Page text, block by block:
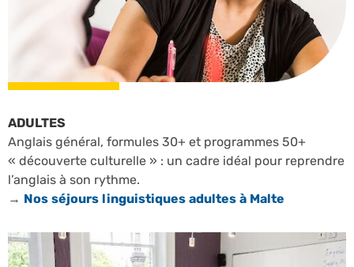
ADULTES
Anglais général, formules 30+ et programmes 50+
« découverte culturelle » : un cadre idéal pour reprendre
l’anglais à son rythme.
→ Nos séjours linguistiques adultes à Malte